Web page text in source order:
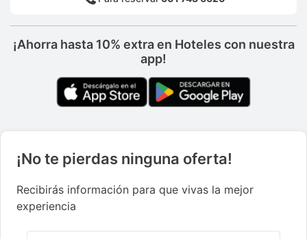
¡Ahorra hasta 10% extra en Hoteles con nuestra
app!
¡No te pierdas ninguna oferta!
Recibirás información para que vivas la mejor
experiencia